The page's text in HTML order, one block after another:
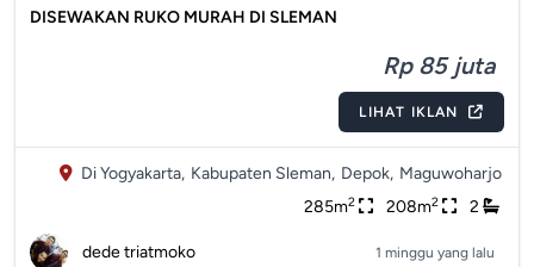
DISEWAKAN RUKO MURAH DI SLEMAN
Rp 85 juta
LIHAT IKLAN
Di Yogyakarta, Kabupaten Sleman, Depok, Maguwoharjo
285m2 208m2 2
dede triatmoko 1 minggu yang lalu